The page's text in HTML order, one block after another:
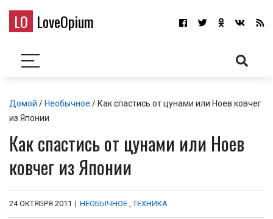
LO LoveOpium
Домой / Необычное / Как спастись от цунами или Ноев ковчег
из Японии
Как спастись от цунами или Ноев
ковчег из Японии
24 ОКТЯБРЯ 2011 | НЕОБЫЧНОЕ ,ТЕХНИКА